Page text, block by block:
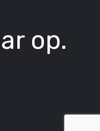
op.